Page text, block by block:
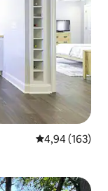
Gemiddelde
4,94 (163)